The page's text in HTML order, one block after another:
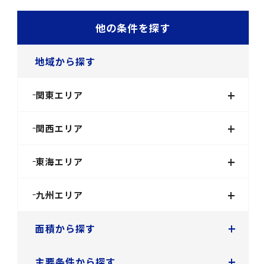
他の条件を探す
地域から探す
関東エリア +
関西エリア +
東海エリア +
九州エリア +
面積から探す +